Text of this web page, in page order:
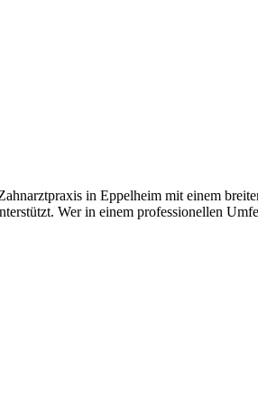
in Eppelheim mit einem
Wer in einem professionellen